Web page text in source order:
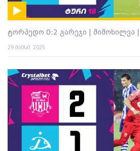
ტორპედო 0:2 გარეჯი | მიმოხილვა |
29 მაისი. 2025